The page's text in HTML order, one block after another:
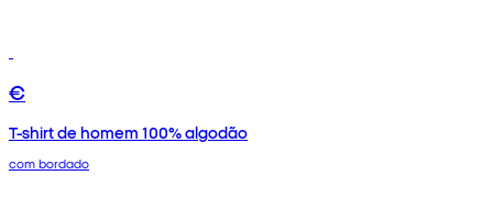
€
T-shirt de homem 100% algodão
com bordado